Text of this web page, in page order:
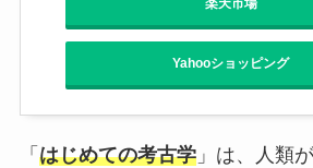
楽天市場
Yahooショッピング
「 はじめての考古学」は、人類